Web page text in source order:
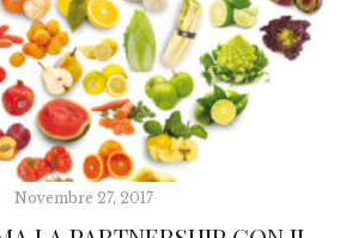
Novembre 27, 2017